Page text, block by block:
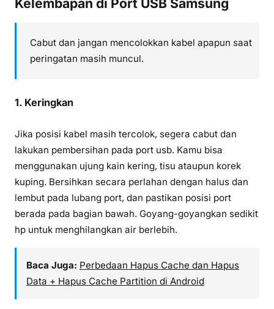
Kelembapan di Port USB Samsung
Cabut dan jangan mencolokkan kabel apapun saat
peringatan masih muncul.
1. Keringkan
Jika posisi kabel masih tercolok, segera cabut dan
lakukan pembersihan pada port usb. Kamu bisa
menggunakan ujung kain kering, tisu ataupun korek
kuping. Bersihkan secara perlahan dengan halus dan
lembut pada lubang port, dan pastikan posisi port
berada pada bagian bawah. Goyang-goyangkan sedikit
hp untuk menghilangkan air berlebih.
Baca Juga: Perbedaan Hapus Cache dan Hapus
Data + Hapus Cache Partition di Android